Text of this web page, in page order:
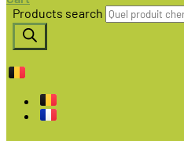
Products search